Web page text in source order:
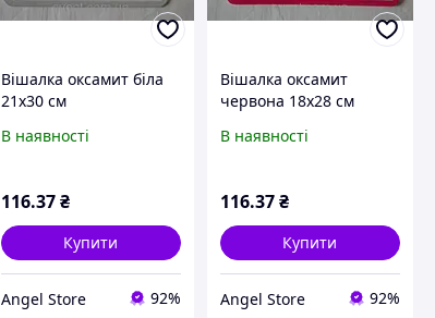
Вішалка оксамит біла
21x30 см
В наявності
116.37 ₴
Купити
Angel Store 92%
Вішалка оксамит
червона 18x28 см
В наявності
116.37₴
Купити
Angel Store 92%